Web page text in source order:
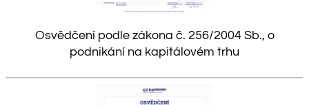
Osvědčení podle zákona č. 256/2004 Sb., o
podnikání na kapitálovém trhu